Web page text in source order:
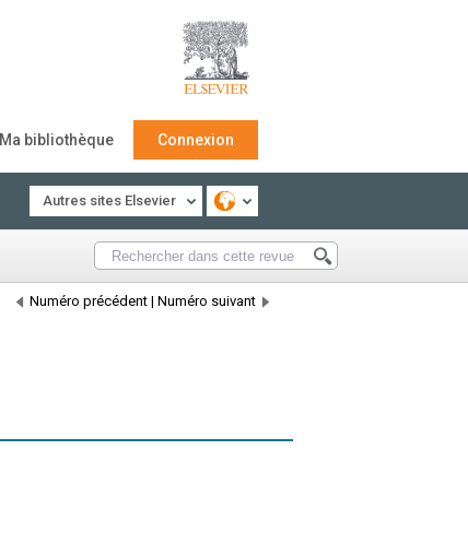
Ma bibliothèque Connexion
Autres sites Elsevier
Numéro précédent | Numéro suivant